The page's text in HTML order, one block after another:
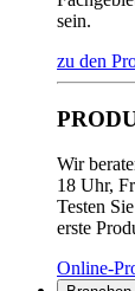
sein.
zu den
Wir
18 Uhr,
Testen
erste
Online-